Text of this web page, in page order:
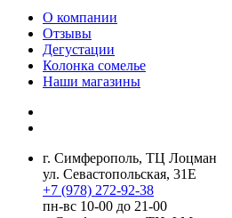
О компании
Отзывы
Дегустации
Колонка сомелье
Наши магазины
г. Симферополь, ТЦ Лоцман
ул. Севастопольская, 31Е
+7 (978) 272-92-38
пн-вс 10-00 до 21-00